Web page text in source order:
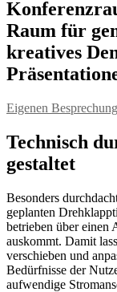
Raum für
kreatives
Eigenen
Technisch
gestaltet
Besonders
geplanten
betrieben über einen
auskommt. Damit
verschieben und
Bedürfnisse der
aufwendige